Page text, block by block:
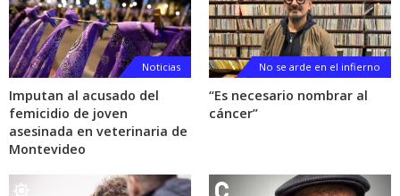
Noticias
Imputan al acusado del
femicidio de joven
asesinada en veterinaria de
Montevideo
No se arde en el infierno
“Es necesario nombrar al
cáncer”